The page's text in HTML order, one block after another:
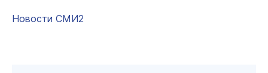
Новости СМИ2